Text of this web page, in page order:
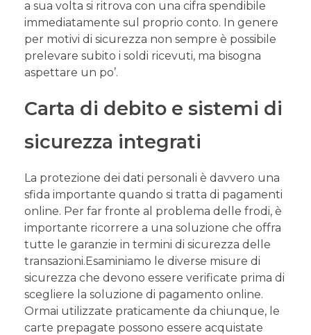
a sua volta si ritrova con una cifra spendibile
immediatamente sul proprio conto. In genere
per motivi di sicurezza non sempre è possibile
prelevare subito i soldi ricevuti, ma bisogna
aspettare un po’.
Carta di debito e sistemi di
sicurezza integrati
La protezione dei dati personali è davvero una
sfida importante quando si tratta di pagamenti
online. Per far fronte al problema delle frodi, è
importante ricorrere a una soluzione che offra
tutte le garanzie in termini di sicurezza delle
transazioni.Esaminiamo le diverse misure di
sicurezza che devono essere verificate prima di
scegliere la soluzione di pagamento online.
Ormai utilizzate praticamente da chiunque, le
carte prepagate possono essere acquistate